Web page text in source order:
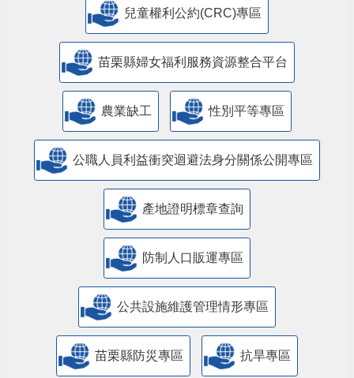
兒童權利公約(CRC)專區
苗栗縣婦女福利服務資源整合平台
農業缺工 性別平等專區
公職人員利益衝突迴避法身分關係公開專區
產地證明標章查詢
防制人口販運專區
​公共設施維護管理情形專區
苗栗縣防災專區 抗旱專區